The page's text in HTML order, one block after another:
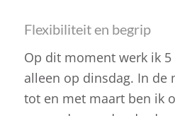
Flexibiliteit en begrip
Op dit moment werk ik
alleen op dinsdag. In de
tot en met maart ben ik